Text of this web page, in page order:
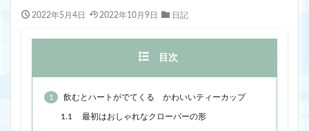
2022年5月4日 2022年10月9日 日記
目次
1 飲むとハートがでてくる かわいいティーカップ
1.1 最初はおしゃれなクローバーの形